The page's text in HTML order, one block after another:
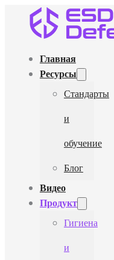
Главная
Ресурсы
Стандарты
и
обучение
Блог
Видео
Продукт
Гигиена
и